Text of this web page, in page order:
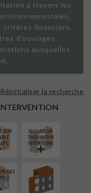
à travers les
critères financiers.
d'ouvrages
auxquelles
Réinitialiser la recherche
SUR
ISOLATION
THERMIQUE
INTÉRIEURE
DES
SURÉLÉVATION
EXTENSION